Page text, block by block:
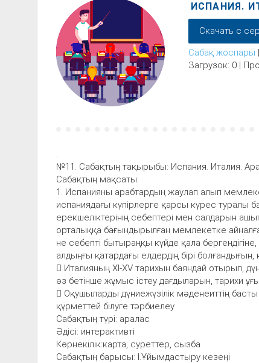
ИСПАНИЯ.
Скачать с
Сабақ жоспары |
Загрузок: 0 |
№11. Сабақтың тақырыбы: Испания. Италия.
Сабақтың мақсаты:
1. Испанияны арабтардың жаулап алып
испаниядағы күпірлерге қарсы күрес туралы
ерекшеліктерінің себептері мен салдарын
орталыққа бағындырылған мемлекетке
не себепті бытыраңқы күйде қала
алдыңғы қатардағы елдердің бірі
 Италияның XI-XV тарихын баяндай отырып,
өз бетінше жұмыс істеу дағдыларын, тарихи
 Оқушыларды дүниежүзілік мәденеиттің
құрметтей білуге тәрбиелеу
Сабақтың түрі: аралас
Әдісі: интерактивті
Көрнекілік:карта, суреттер, сызба
Сабақтың барысы: І.Ұйымдастыру кезеңі